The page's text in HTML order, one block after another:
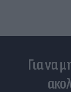
Για να